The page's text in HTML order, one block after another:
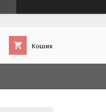
Кошик